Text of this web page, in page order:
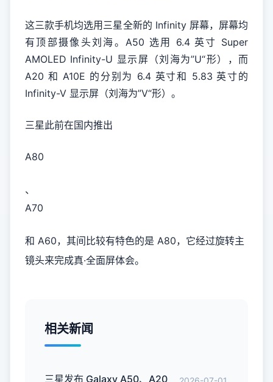
这三款手机均选用三星全新的 Infinity 屏幕，屏幕均
有顶部摄像头刘海。A50 选用 6.4 英寸 Super
AMOLED Infinity-U 显示屏（刘海为”U“形），而
A20 和 A10E 的分别为 6.4 英寸和 5.83 英寸的
Infinity-V 显示屏（刘海为”V“形）。
三星此前在国内推出
A80
、
A70
和 A60，其间比较有特色的是 A80，它经过旋转主
镜头来完成真·全面屏体会。
相关新闻
三星发布 Galaxy A50、A20